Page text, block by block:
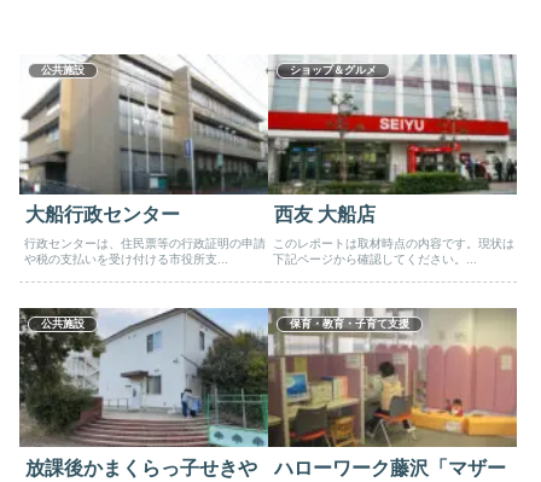
公共施設
大船行政センター
行政センターは、住民票等の行政証明の申請
や税の支払いを受け付ける市役所支...
ショップ＆グルメ
西友 大船店
このレポートは取材時点の内容です。現状は
下記ページから確認してください。...
公共施設
放課後かまくらっ子せきや
保育・教育・子育て支援
ハローワーク藤沢「マザー